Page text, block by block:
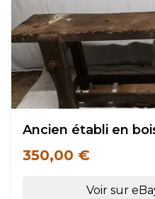
Ancien établi en
350,00 €
Voir sur